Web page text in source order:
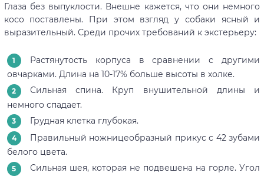
Глаза без выпуклости. Внешне кажется, что они немного
косо поставлены. При этом взгляд у собаки ясный и
выразительный. Среди прочих требований к экстерьеру:
Растянутость корпуса в сравнении с другими
овчарками. Длина на 10-17% больше высоты в холке.
Сильная спина. Круп внушительной длины и
немного спадает.
Грудная клетка глубокая.
Правильный ножницеобразный прикус с 42 зубами
белого цвета.
Сильная шея, которая не подвешена на горле. Угол